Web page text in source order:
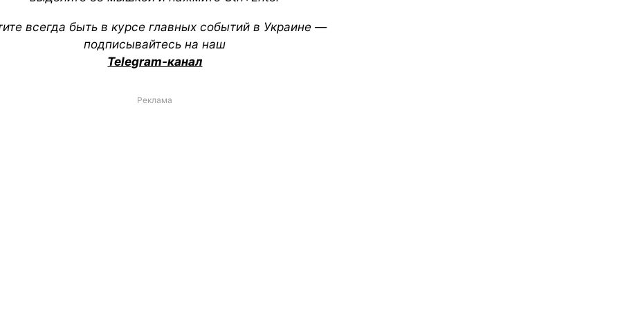
всегда быть в курсе главных событий в Украине —
подписывайтесь на наш
Telegram-канал
Реклама